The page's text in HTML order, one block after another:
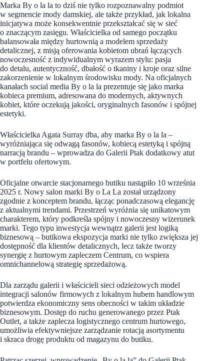
Marka By o la la to dziś nie tylko rozpoznawalny podmiot
w segmencie mody damskiej, ale także przykład, jak lokalna
inicjatywa może konsekwentnie przekształcać się w sieć
o znaczącym zasięgu. Właścicielka od samego początku
balansowała między hurtownią a modelem sprzedaży
detalicznej, z misją oferowania kobietom ubrań łączących
nowoczesność z indywidualnym wyrazem stylu: pasja
do detalu, autentyczność, dbałość o tkaniny i kroje oraz silne
zakorzenienie w lokalnym środowisku mody. Na oficjalnych
kanałach social media By o la la prezentuje się jako marka
kobieca premium, adresowana do modernych, aktywnych
kobiet, które oczekują jakości, oryginalnych fasonów i spójnej
estetyki.
Właścicielka Agata Surray dba, aby marka By o la la –
wyróżniająca się odwagą fasonów, kobiecą estetyką i spójną
narracją brandu – wprowadza do Galerii Ptak dodatkowy atut
w portfelu ofertowym.
Oficjalne otwarcie stacjonarnego butiku nastąpiło 10 września
2025 r. Nowy salon marki By o La La został urządzony
zgodnie z konceptem brandu, łącząc ponadczasową elegancję
z aktualnymi trendami. Przestrzeń wyróżnia się unikatowym
charakterem, który podkreśla spójny i nowoczesny wizerunek
marki. Tego typu inwestycja wewnątrz galerii jest logiką
biznesową – butikowa ekspozycja marki nie tylko zwiększa jej
dostępność dla klientów detalicznych, lecz także tworzy
synergię z hurtowym zapleczem Centrum, co wspiera
omnichannelową strategię sprzedażową.
Dla zarządu galerii i właścicieli sieci odzieżowych model
integracji salonów firmowych z lokalnym hubem handlowym
potwierdza ekonomiczny sens obecności w takim układzie
biznesowym. Dostęp do ruchu generowanego przez Ptak
Outlet, a także zaplecza logistycznego centrum hurtowego,
umożliwia efektywniejsze zarządzanie rotacją asortymentu
i skraca drogę produktu od magazynu do butiku.